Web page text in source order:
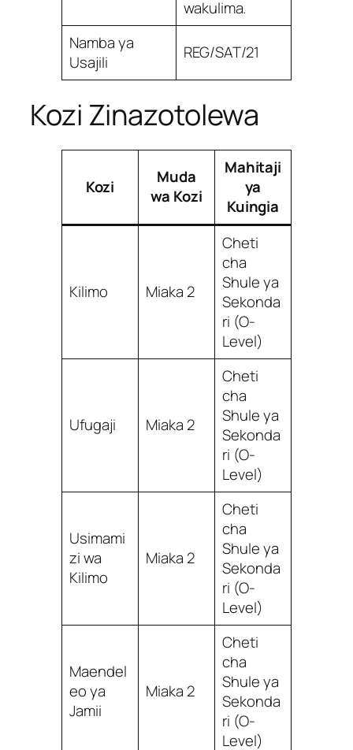
wakulima.
Namba ya
Usajili
REG/SAT/21
Kozi Zinazotolewa
Kozi
Muda
wa Kozi
Mahitaji
ya
Kuingia
Kilimo Miaka 2
Cheti
cha
Shule ya
Sekonda
ri (O-
Level)
Ufugaji Miaka 2
Cheti
cha
Shule ya
Sekonda
ri (O-
Level)
Usimami
zi wa
Kilimo
Miaka 2
Cheti
cha
Shule ya
Sekonda
ri (O-
Level)
Maendel
eo ya
Jamii
Miaka 2
Cheti
cha
Shule ya
Sekonda
ri (O-
Level)